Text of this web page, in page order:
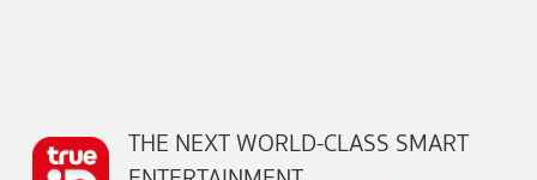
THE NEXT WORLD-CLASS SMART